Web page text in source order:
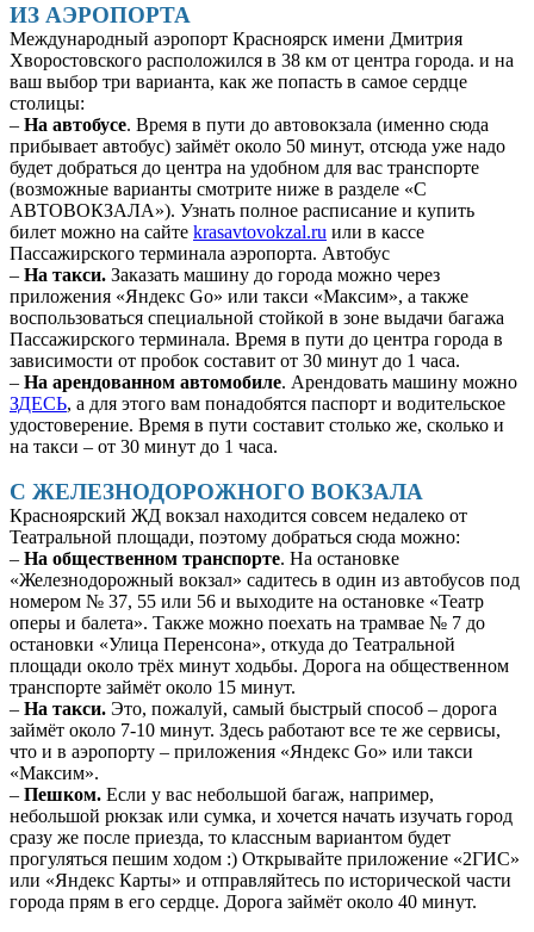
ИЗ АЭРОПОРТА
Международный аэропорт Красноярск имени Дмитрия
Хворостовского расположился в 38 км от центра города. и на
ваш выбор три варианта, как же попасть в самое сердце
столицы:
– На автобусе. Время в пути до автовокзала (именно сюда
прибывает автобус) займёт около 50 минут, отсюда уже надо
будет добраться до центра на удобном для вас транспорте
(возможные варианты смотрите ниже в разделе «С
АВТОВОКЗАЛА»). Узнать полное расписание и купить
билет можно на сайте krasavtovokzal.ru или в кассе
Пассажирского терминала аэропорта. Автобус
– На такси. Заказать машину до города можно через
приложения «Яндекс Go» или такси «Максим», а также
воспользоваться специальной стойкой в зоне выдачи багажа
Пассажирского терминала. Время в пути до центра города в
зависимости от пробок составит от 30 минут до 1 часа.
– На арендованном автомобиле. Арендовать машину можно
ЗДЕСЬ, а для этого вам понадобятся паспорт и водительское
удостоверение. Время в пути составит столько же, сколько и
на такси – от 30 минут до 1 часа.
С ЖЕЛЕЗНОДОРОЖНОГО ВОКЗАЛА
Красноярский ЖД вокзал находится совсем недалеко от
Театральной площади, поэтому добраться сюда можно:
– На общественном транспорте. На остановке
«Железнодорожный вокзал» садитесь в один из автобусов под
номером № 37, 55 или 56 и выходите на остановке «Театр
оперы и балета». Также можно поехать на трамвае № 7 до
остановки «Улица Перенсона», откуда до Театральной
площади около трёх минут ходьбы. Дорога на общественном
транспорте займёт около 15 минут.
– На такси. Это, пожалуй, самый быстрый способ – дорога
займёт около 7-10 минут. Здесь работают все те же сервисы,
что и в аэропорту – приложения «Яндекс Go» или такси
«Максим».
– Пешком. Если у вас небольшой багаж, например,
небольшой рюкзак или сумка, и хочется начать изучать город
сразу же после приезда, то классным вариантом будет
прогуляться пешим ходом :) Открывайте приложение «2ГИС»
или «Яндекс Карты» и отправляйтесь по исторической части
города прям в его сердце. Дорога займёт около 40 минут.